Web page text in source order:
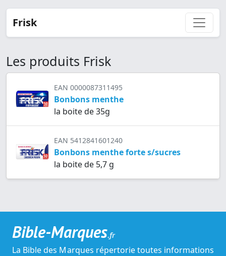
Frisk
Les produits Frisk
EAN 0000087311495
Bonbons menthe
la boite de 35g
EAN 5412841601240
Bonbons menthe forte s/sucres
la boite de 5,7 g
Bible-Marques.fr
La Bible des Marques répertorie toutes informations